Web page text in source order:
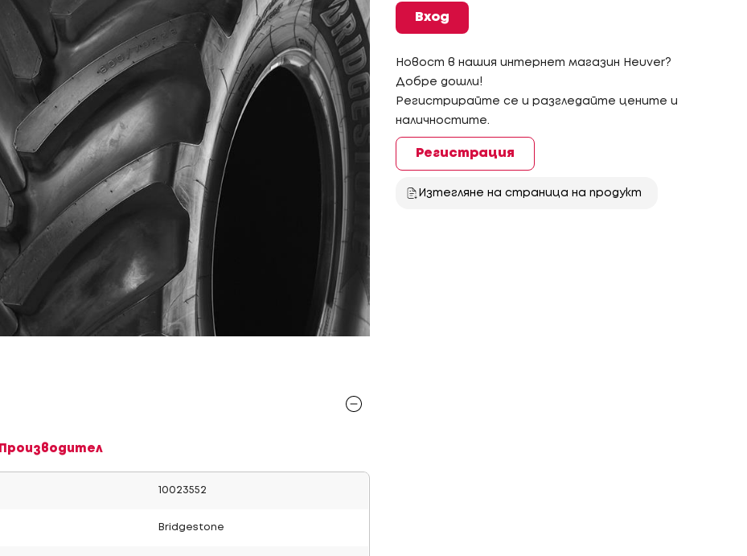
Вход
Новост в нашия интернет магазин Heuver?
Добре дошли!
Регистрирайте се и разгледайте цените и
наличностите.
Регистрация
Изтегляне на страница на продукт
Производител
10023552
Bridgestone